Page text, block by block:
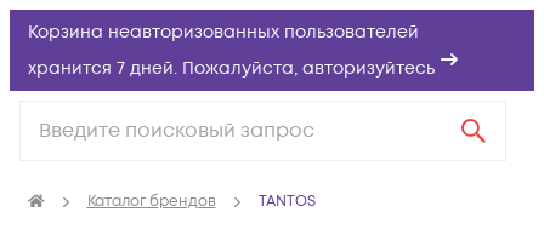
Корзина неавторизованных пользователей
хранится 7 дней. Пожалуйста, авторизуйтесь
Каталог брендов TANTOS